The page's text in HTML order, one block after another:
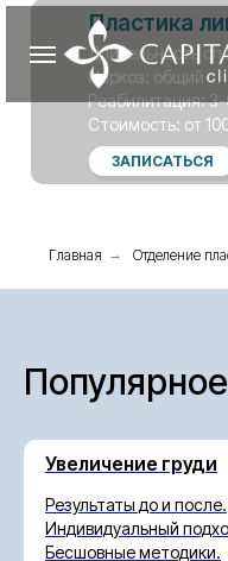
Пластика
Длительность
Наркоз: общий
Реабилитация:
Стоимость: от
ЗАПИСАТЬСЯ
Главная → Отделение
Увеличение груди
Результаты до и после.
Индивидуальный
Бесшовные методики.